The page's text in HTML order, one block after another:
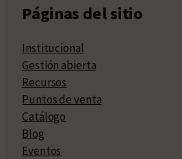
Páginas del sitio
Institucional
Gestión abierta
Recursos
Puntos de venta
Catálogo
Blog
Eventos